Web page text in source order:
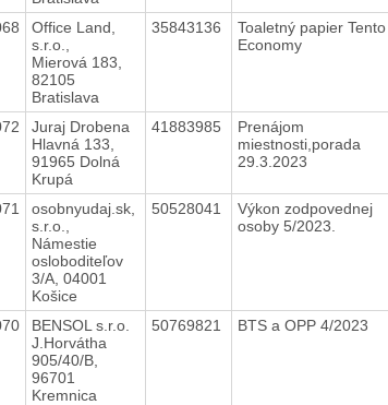
Office Land,
s.r.o.,
Mierová 183,
82105
Bratislava
35843136
Toaletný papier Tento
Economy
Juraj Drobena
Hlavná 133,
91965 Dolná
Krupá
41883985
Prenájom
miestnosti,porada
29.3.2023
osobnyudaj.sk,
s.r.o.,
Námestie
osloboditeľov
3/A, 04001
Košice
50528041
Výkon zodpovednej
osoby 5/2023.
BENSOL s.r.o.
J.Horvátha
905/40/B,
96701
Kremnica
50769821 BTS a OPP 4/2023